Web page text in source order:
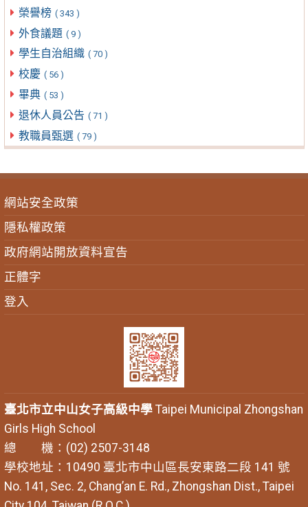
榮譽榜 ( 343 )
外食議題 ( 9 )
學生自治組織 ( 70 )
校慶 ( 56 )
畢典 ( 53 )
退休人員公告 ( 71 )
教職員甄選 ( 79 )
網站安全政策
隱私權政策
政府網站開放資料宣告
正體字
登入
臺北市立中山女子高級中學Taipei Municipal Zhongshan
Girls High School
總 機：(02) 2507-3148
學校地址：10490 臺北市中山區長安東路二段 141 號
No. 141, Sec. 2, Chang’an E. Rd., Zhongshan Dist., Taipei